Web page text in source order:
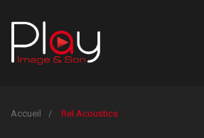
Accueil Rel Acoustics